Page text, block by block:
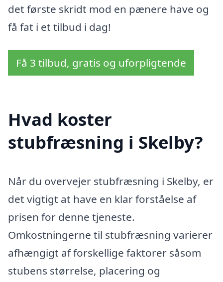
det første skridt mod en pænere have og
få fat i et tilbud i dag!
Få 3 tilbud, gratis og uforpligtende
Hvad koster
stubfræsning i Skelby?
Når du overvejer stubfræsning i Skelby, er
det vigtigt at have en klar forståelse af
prisen for denne tjeneste.
Omkostningerne til stubfræsning varierer
afhængigt af forskellige faktorer såsom
stubens størrelse, placering og